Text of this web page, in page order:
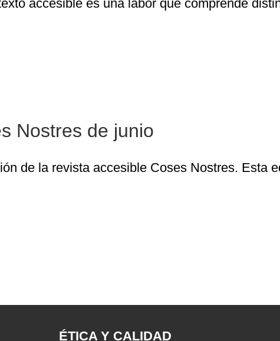
accesible es una labor que comprende
Nostres de junio
de la revista accesible Coses Nostres. Esta
ÉTICA Y CALIDAD